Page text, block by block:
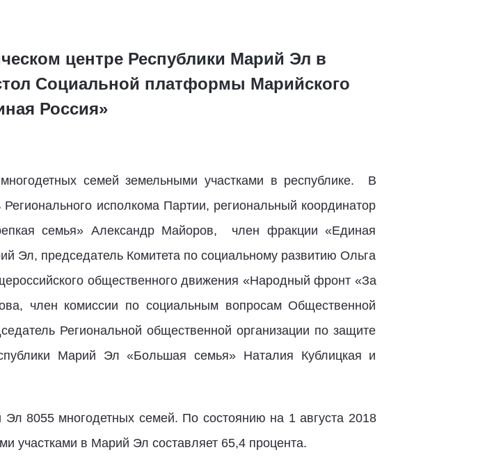
центре Республики Марий Эл в
Социальной платформы Марийского
Россия»
семей земельными участками в республике. В
исполкома Партии, региональный координатор
семья» Александр Майоров, член фракции «Единая
Эл, председатель Комитета по социальному развитию Ольга
общественного движения «Народный фронт «За
член комиссии по социальным вопросам Общественной
Региональной общественной организации по защите
Марий Эл «Большая семья» Наталия Кублицкая и
8055 многодетных семей. По состоянию на 1 августа 2018
участками в Марий Эл составляет 65,4 процента.